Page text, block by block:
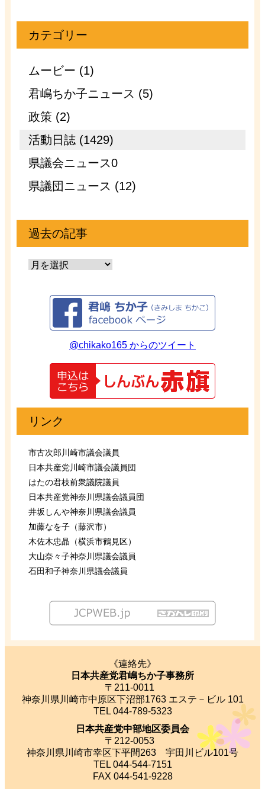
カテゴリー
ムービー (1)
君嶋ちか子ニュース (5)
政策 (2)
活動日誌 (1429)
県議会ニュース0
県議団ニュース (12)
過去の記事
@chikako165 からのツイート
リンク
市古次郎川崎市議会議員
日本共産党川崎市議会議員団
はたの君枝前衆議院議員
日本共産党神奈川県議会議員団
井坂しんや神奈川県議会議員
加藤なを子（藤沢市）
木佐木忠晶（横浜市鶴見区）
大山奈々子神奈川県議会議員
石田和子神奈川県議会議員
《連絡先》
日本共産党君嶋ちか子事務所
〒211-0011
神奈川県川崎市中原区下沼部1763 エステ－ビル 101
TEL 044-789-5323
日本共産党中部地区委員会
〒212-0053
神奈川県川崎市幸区下平間263 宇田川ビル101号
TEL 044-544-7151
FAX 044-541-9228